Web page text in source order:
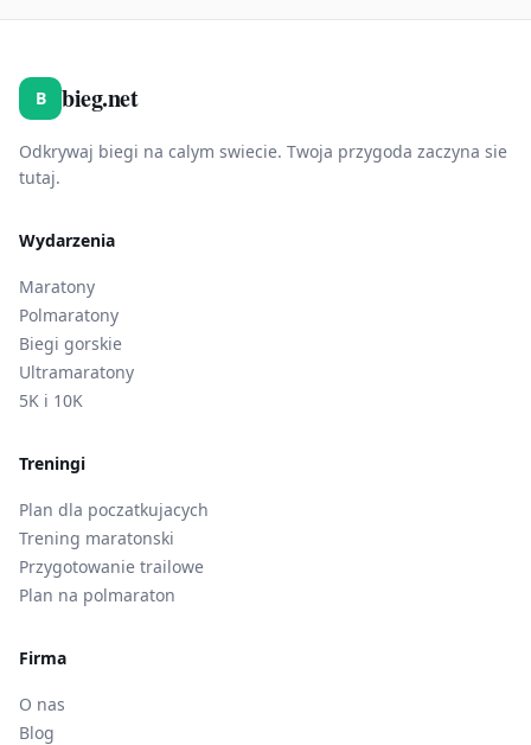
B bieg.net
Odkrywaj biegi na calym swiecie. Twoja przygoda zaczyna sie
tutaj.
Wydarzenia
Maratony
Polmaratony
Biegi gorskie
Ultramaratony
5K i 10K
Treningi
Plan dla poczatkujacych
Trening maratonski
Przygotowanie trailowe
Plan na polmaraton
Firma
O nas
Blog